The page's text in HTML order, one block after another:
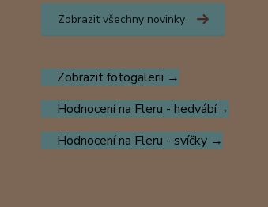
Zobrazit všechny novinky
Zobrazit fotogalerii →
Hodnocení na Fleru - hedvábí→
Hodnocení na Fleru - svíčky →